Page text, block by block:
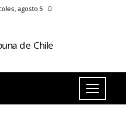
agosto 5